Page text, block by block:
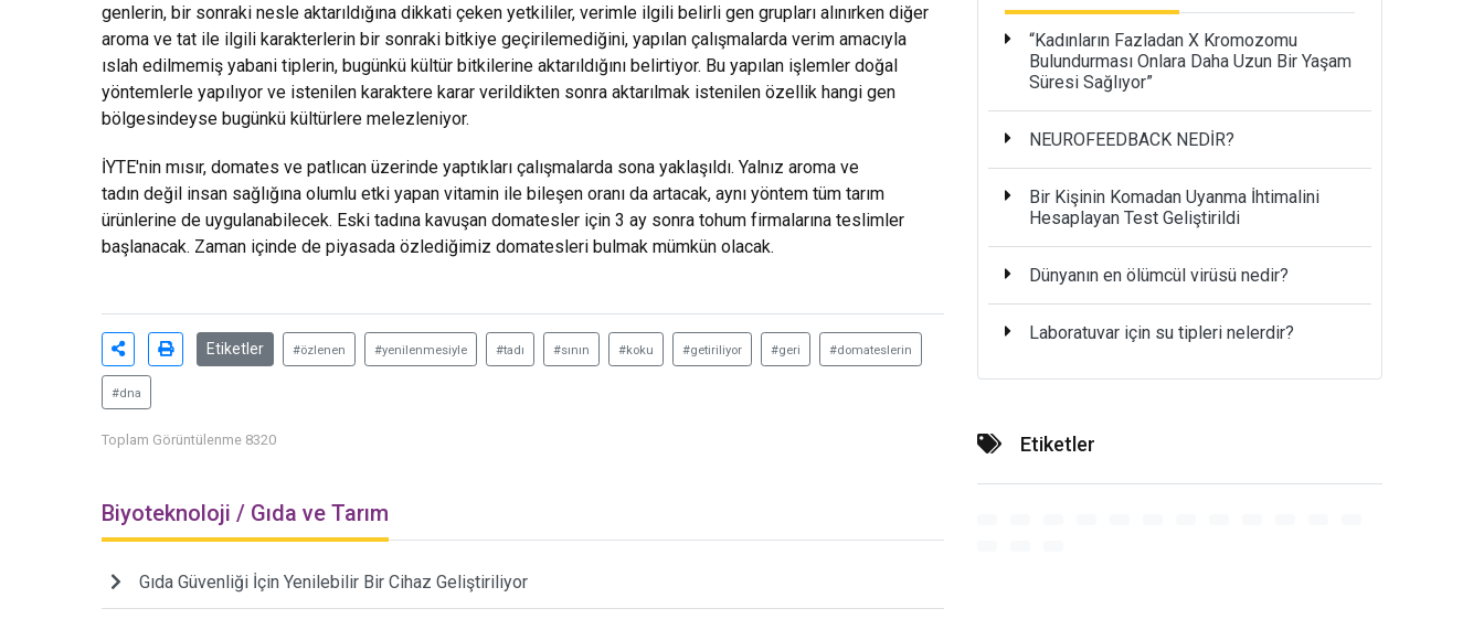
genlerin, bir sonraki nesle aktarıldığına dikkati çeken yetkililer, verimle ilgili belirli gen grupları alınırken diğer
aroma ve tat ile ilgili karakterlerin bir sonraki bitkiye geçirilemediğini, yapılan çalışmalarda verim amacıyla
ıslah edilmemiş yabani tiplerin, bugünkü kültür bitkilerine aktarıldığını belirtiyor. Bu yapılan işlemler doğal
yöntemlerle yapılıyor ve istenilen karaktere karar verildikten sonra aktarılmak istenilen özellik hangi gen
bölgesindeyse bugünkü kültürlere melezleniyor.
İYTE'nin mısır, domates ve patlıcan üzerinde yaptıkları çalışmalarda sona yaklaşıldı. Yalnız aroma ve
tadın değil insan sağlığına olumlu etki yapan vitamin ile bileşen oranı da artacak, aynı yöntem tüm tarım
ürünlerine de uygulanabilecek. Eski tadına kavuşan domatesler için 3 ay sonra tohum firmalarına teslimler
başlanacak. Zaman içinde de piyasada özlediğimiz domatesleri bulmak mümkün olacak.
Etiketler #özlenen #yenilenmesiyle #tadı #sının #koku #getiriliyor #geri #domateslerin
#dna
Toplam Görüntülenme 8320
Biyoteknoloji / Gıda ve Tarım
Gıda Güvenliği İçin Yenilebilir Bir Cihaz Geliştiriliyor
“Kadınların Fazladan X Kromozomu
Bulundurması Onlara Daha Uzun Bir Yaşam
Süresi Sağlıyor”
NEUROFEEDBACK NEDİR?
Bir Kişinin Komadan Uyanma İhtimalini
Hesaplayan Test Geliştirildi
Dünyanın en ölümcül virüsü nedir?
Laboratuvar için su tipleri nelerdir?
Etiketler